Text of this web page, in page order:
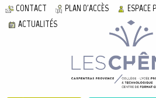
CONTACT PLAN D'ACCÈS ESPACE
ACTUALITÉS